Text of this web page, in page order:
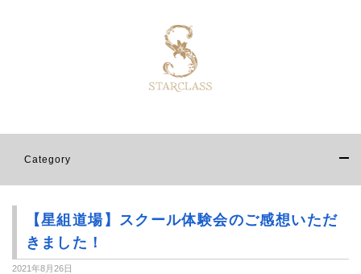
Category
【星組道場】スクール体験会のご感想いただ
きました！
2021年8月26日